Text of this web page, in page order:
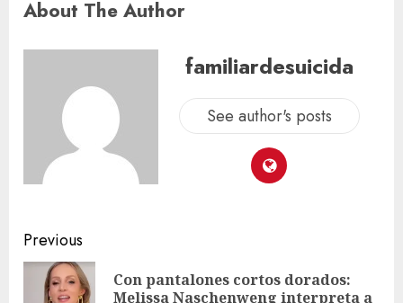
About The Author
familiardesuicida
See author's posts
Previous
Con pantalones cortos dorados:
Melissa Naschenweng interpreta a